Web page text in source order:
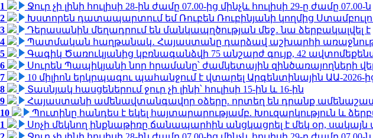
1
Ջուր չի լինի հուլիսի 28-ին ժամը 07.00-ից մինչև հուլիսի 29-ը ժամը 07.00-ն
2
Խստորեն դատապարտում եմ Ռուբեն Ռուբինյանի կողմից
3
Դերասանին մեղադրում են մանկապղծության մեջ․ նա ձերբակալվել է
4
Պատմական հաղթանակ․ Հայաստանը դարձավ աշխարհի
5
Գագիկ Ծառուկյանից կբռնագանձվի 75 անշարժ գույք, 42
6
Սուրեն Պապիկյանի նոր հրամանը՝ ժամկետային զինծառայողների
7
10 միլիոն երկրպագու պահանջում է վտարել Արգենտինային ԱԱ-2026-
8
Տասնյակ հասցեներում ջուր չի լինի՝ հուլիսի 15-ին և 16-ին
9
Հայաստանի ամենավտանգավոր օձերը. որտեղ են դրանք
10
Պուտինը հանդես է եկել հայտարարությամբ. Խուզարկություն և
1
Սոչի մեկնող ինքնաթիռը ճանապարհին անցկացրել է մեկ օր, սակայն